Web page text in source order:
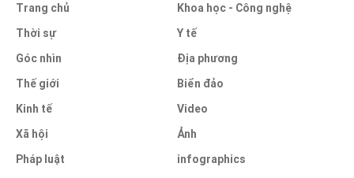
Trang chủ
Thời sự
Góc nhìn
Thế giới
Kinh tế
Xã hội
Pháp luật
Khoa học - Công nghệ
Y tế
Địa phương
Biển đảo
Video
Ảnh
infographics